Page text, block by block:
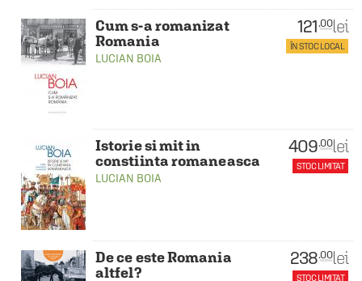
Cum s-a romanizat
Romania
LUCIAN BOIA
121 .00lei
ÎN STOC LOCAL
Istorie si mit in
constiinta romaneasca
LUCIAN BOIA
409.00lei
STOC LIMITAT
De ce este Romania
altfel?
238.00lei
STOC LIMITAT